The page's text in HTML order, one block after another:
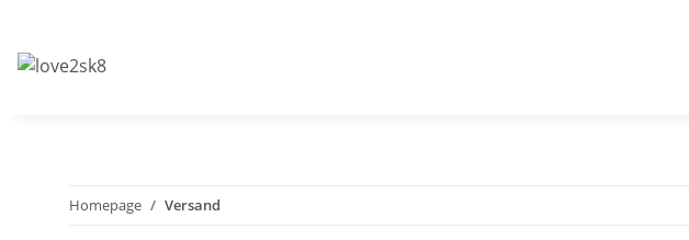
Homepage Versand